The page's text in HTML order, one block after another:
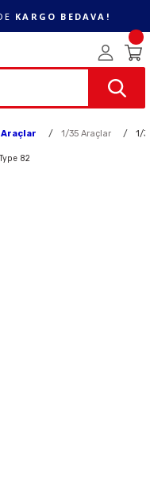
KARGO BEDAVA!
1/35 Araçlar 1/